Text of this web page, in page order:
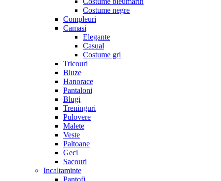
Costume negre
Compleuri
Camasi
Elegante
Casual
Costume gri
Tricouri
Bluze
Hanorace
Pantaloni
Blugi
Treninguri
Pulovere
Malete
Veste
Paltoane
Geci
Sacouri
Incaltaminte
Pantofi